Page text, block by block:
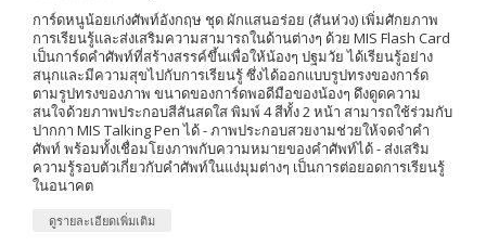
การ์ดหนูน้อยเก่งศัพท์อังกฤษ ชุด ผักแสนอร่อย (สันห่วง) เพิ่มศักยภาพ
การเรียนรู้และส่งเสริมความสามารถในด้านต่างๆ ด้วย MIS Flash Card
เป็นการ์ดคำศัพท์ที่สร้างสรรค์ขึ้นเพื่อให้น้องๆ ปฐมวัย ได้เรียนรู้อย่าง
สนุกและมีความสุขไปกับการเรียนรู้ ซึ่งได้ออกแบบรูปทรงของการ์ด
ตามรูปทรงของภาพ ขนาดของการ์ดพอดีมือของน้องๆ ดึงดูดความ
สนใจด้วยภาพประกอบสีสันสดใส พิมพ์ 4 สีทั้ง 2 หน้า สามารถใช้ร่วมกับ
ปากกา MIS Talking Pen ได้ - ภาพประกอบสวยงามช่วยให้จดจำคำ
ศัพท์ พร้อมทั้งเชื่อมโยงภาพกับความหมายของคำศัพท์ได้ - ส่งเสริม
ความรู้รอบตัวเกี่ยวกับคำศัพท์ในแง่มุมต่างๆ เป็นการต่อยอดการเรียนรู้
ในอนาคต
ดูรายละเอียดเพิ่มเติม